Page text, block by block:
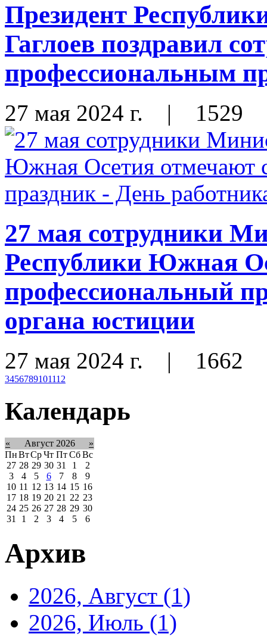
Президент
Гаглоев поздравил
профессиональным
27 мая 2024 г. | 1529
27 мая сотрудники
Республики Южная
профессиональный
органа юстиции
27 мая 2024 г. | 1662
3456789101112
Календарь
« Август 2026
»
ПнВтСрЧт Пт Сб Вс
27 28 29 30 31 1
2
3
4 5 6 7 8
9
10 11 12 13 14 15 16
17 18 19 20 21 22 23
24 25 26 27 28 29 30
31
1 2 3 4 5 6
Архив
2026, Август (1)
2026, Июль (1)